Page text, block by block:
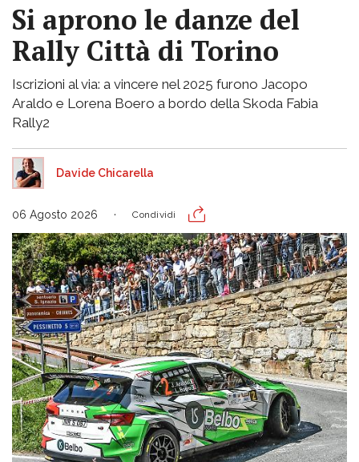
Si aprono le danze del
Rally Città di Torino
Iscrizioni al via: a vincere nel 2025 furono Jacopo
Araldo e Lorena Boero a bordo della Skoda Fabia
Rally2
Davide Chicarella
06 Agosto 2026 Condividi